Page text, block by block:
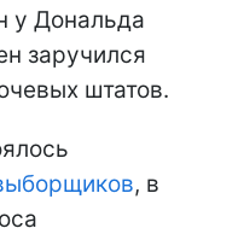
у Дональда
заручился
штатов.
, в